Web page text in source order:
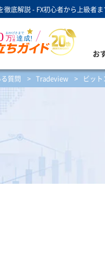
底解説 - FX初心者から上級者ま
お
質問 > Tradeview > ビッ